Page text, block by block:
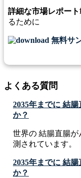
詳細な市場レポート
るために
無料サ
よくある質問
2035年までに 結
か？
世界の 結腸直腸が
測されています。
2035年までに 結
か？